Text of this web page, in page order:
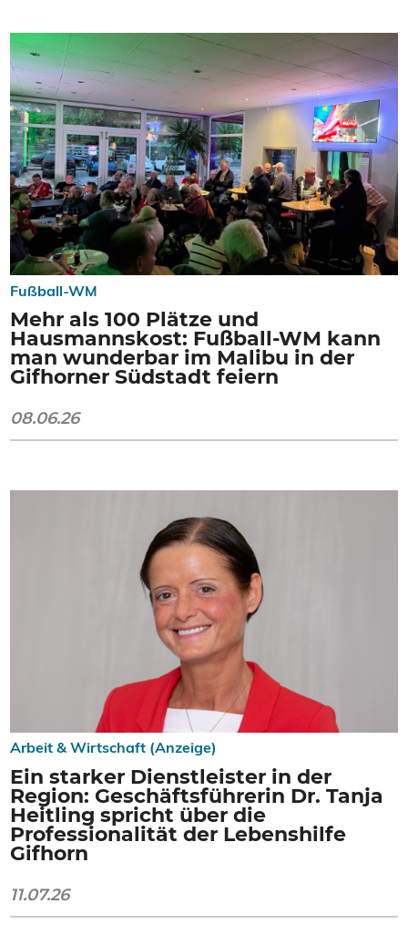
Fußball-WM
Mehr als 100 Plätze und
Hausmannskost: Fußball-WM kann
man wunderbar im Malibu in der
Gifhorner Südstadt feiern
08.06.26
Arbeit & Wirtschaft (Anzeige)
Ein starker Dienstleister in der
Region: Geschäftsführerin Dr. Tanja
Heitling spricht über die
Professionalität der Lebenshilfe
Gifhorn
11.07.26